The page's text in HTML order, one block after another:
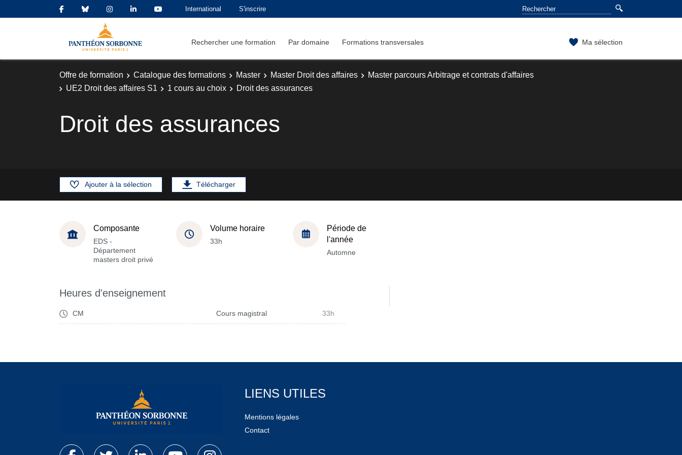
International S'inscrire
Rechercher une formation Par domaine Formations transversales Ma sélection
Offre de formation Catalogue des formations Master Master Droit des affaires
Master parcours Arbitrage et contrats d'affaires
UE2 Droit des affaires S1
1 cours au choix Droit des assurances
Droit des assurances
Ajouter à la sélection Télécharger
Composante
EDS -
Département
masters droit privé
Volume horaire
33h
Période de
l'année
Automne
Heures d'enseignement
CM Cours magistral 33h
LIENS UTILES
Mentions légales
Contact